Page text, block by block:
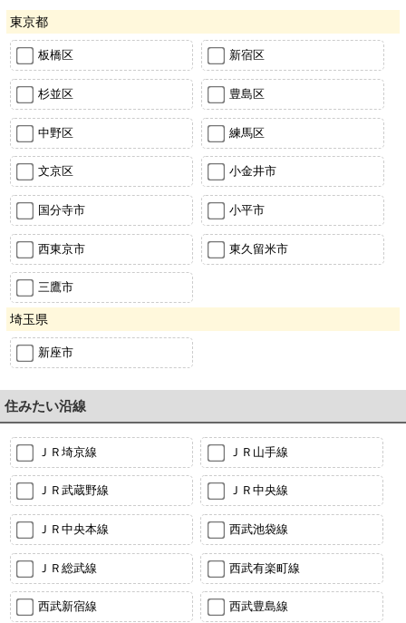
東京都
板橋区 新宿区
杉並区 豊島区
中野区 練馬区
文京区 小金井市
国分寺市 小平市
西東京市 東久留米市
三鷹市
埼玉県
新座市
住みたい沿線
ＪＲ埼京線 ＪＲ山手線
ＪＲ武蔵野線 ＪＲ中央線
ＪＲ中央本線 西武池袋線
ＪＲ総武線 西武有楽町線
西武新宿線 西武豊島線